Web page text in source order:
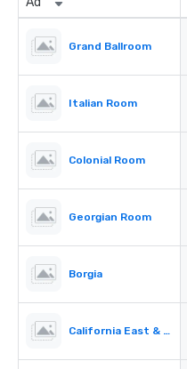
Grand Ballroom
Italian Room
Colonial Room
Georgian Room
Borgia
California East & West